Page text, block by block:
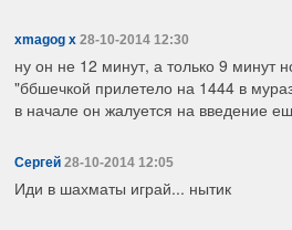
xmagog x 28-10-2014 12:30
ну он не 12 минут, а только 9 минут
"ббшечкой прилетело на 1444 в
в начале он жалуется на введение
Сергей 28-10-2014 12:05
Иди в шахматы играй... нытик